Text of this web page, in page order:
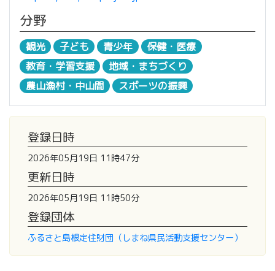
分野
観光 子ども 青少年
保健・医療
教育・学習支援
地域・まちづくり
農山漁村・中山間
スポーツの振興
登録日時
2026年05月19日 11時47分
更新日時
2026年05月19日 11時50分
登録団体
ふるさと島根定住財団（しまね県民活動支援センター）